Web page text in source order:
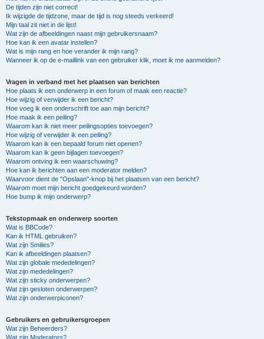
De tijden zijn niet correct!
Ik wijzigde de tijdzone, maar de tijd is nog steeds verkeerd!
Mijn taal zit niet in de lijst!
Wat zijn de afbeeldingen naast mijn gebruikersnaam?
Hoe kan ik een avatar instellen?
Wat is mijn rang en hoe verander ik mijn rang?
Wanneer ik op de e-maillink van een gebruiker klik, moet ik me aanmelden?
Vragen in verband met het plaatsen van berichten
Hoe plaats ik een onderwerp in een forum of maak een reactie?
Hoe wijzig of verwijder ik een bericht?
Hoe voeg ik een onderschrift toe aan mijn bericht?
Hoe maak ik een peiling?
Waarom kan ik niet meer peilingsopties toevoegen?
Hoe wijzig of verwijder ik een peiling?
Waarom kan ik een bepaald forum niet openen?
Waarom kan ik geen bijlagen toevoegen?
Waarom ontving ik een waarschuwing?
Hoe kan ik berichten aan een moderator melden?
Waarvoor dient de "Opslaan"-knop bij het plaatsen van een bericht?
Waarom moet mijn bericht goedgekeurd worden?
Hoe bump ik mijn onderwerp?
Tekstopmaak en onderwerp soorten
Wat is BBCode?
Kan ik HTML gebruiken?
Wat zijn Smilies?
Kan ik afbeeldingen plaatsen?
Wat zijn globale mededelingen?
Wat zijn mededelingen?
Wat zijn sticky onderwerpen?
Wat zijn gesloten onderwerpen?
Wat zijn onderwerpiconen?
Gebruikers en gebruikersgroepen
Wat zijn Beheerders?
Wat zijn Moderators?